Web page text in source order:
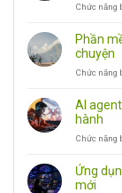
Chức năng
Phần
chuyện
Chức năng
AI
hành
Chức năng
Ứng
mới